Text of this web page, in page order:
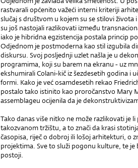
rastvarali općenito važeći interni kriteriji
slučaj s društvom u kojem su se stilovi
su još nastojali razlikovati između
iako je hibridna egzistencija postala princip
Odjednom je postmoderna kao stil izgubila
diskursu. Svoj posljednji uzlet našla je u
programima, koji su barem na ekranu - uz
ekshumirali Colani-kič iz šezdesetih godina i
formi. Kako je već osamdesetih rekao
postalo tako istinito kao proročanstvo Mary
assemblageu ocijenila da je
Tako danas više nitko ne može razlikovati je
takozvanom tržištu, a to znači da krasi
časopisa, riječ o dobroj ili lošoj arhitekturi, o
projektima. Sve to služi pogonu kulture, te
postoji.